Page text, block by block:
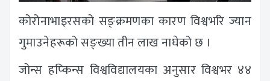
कोरोनाभाइरसको सङ्क्रमणका कारण विश्वभरि ज्यान
गुमाउनेहरूको सङ्ख्या तीन लाख नाघेको छ ।
जोन्स हप्किन्स विश्वविद्यालयका अनुसार विश्वभर ४४